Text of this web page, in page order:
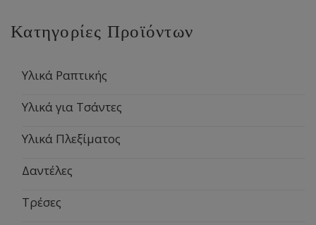
Κατηγορίες Προϊόντων
Υλικά Ραπτικής
Υλικά για Τσάντες
Υλικά Πλεξίματος
Δαντέλες
Τρέσες